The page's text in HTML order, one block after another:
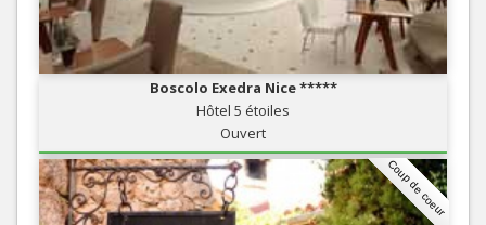
Boscolo Exedra Nice *****
Hôtel 5 étoiles
Ouvert
Coup de coeur